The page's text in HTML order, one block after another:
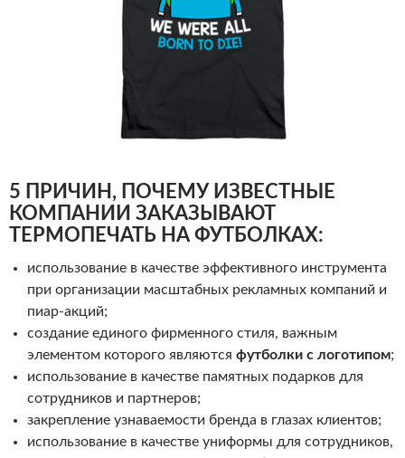
5 ПРИЧИН, ПОЧЕМУ ИЗВЕСТНЫЕ
КОМПАНИИ ЗАКАЗЫВАЮТ
ТЕРМОПЕЧАТЬ НА ФУТБОЛКАХ:
использование в качестве эффективного инструмента
при организации масштабных рекламных компаний и
пиар-акций;
создание единого фирменного стиля, важным
элементом которого являются футболки с логотипом;
использование в качестве памятных подарков для
сотрудников и партнеров;
закрепление узнаваемости бренда в глазах клиентов;
использование в качестве униформы для сотрудников,